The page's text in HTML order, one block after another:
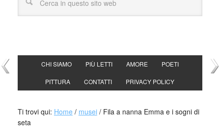
CHI SIAMO PIÙ LETTI AMORE POETI
PITTURA CONTATTI PRIVACY POLICY
Ti trovi qui: Home / musei /Fila a nanna Emma e i sogni di
seta